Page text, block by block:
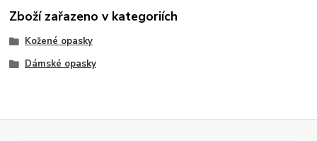
Zboží zařazeno v kategoriích
Kožené opasky
Dámské opasky